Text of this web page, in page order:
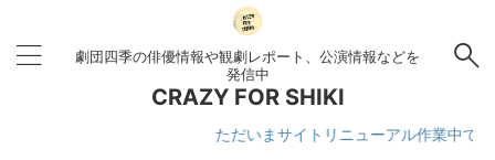
劇団四季の俳優情報や観劇レポート、公演情報などを
発信中
CRAZY FOR SHIKI
ただいまサイトリニューアル作業中です